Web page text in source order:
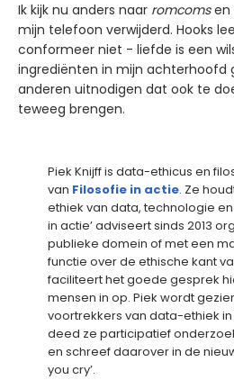
Ik kijk nu anders naar romcomsen
mijn telefoon verwijderd. Hooks
conformeer niet - liefde is een
ingrediënten in mijn achterhoofd
anderen uitnodigen dat ook te
teweeg brengen.
Piek Knijff is data-ethicus en
van Filosofie in actie. Ze
ethiek van data, technologie en
in actie’ adviseert sinds 2013
publieke domein of met een
functie over de ethische kant
faciliteert het goede gesprek
mensen in op. Piek wordt
voortrekkers van data-ethiek in
deed ze participatief
en schreef daarover in de
you cry’.